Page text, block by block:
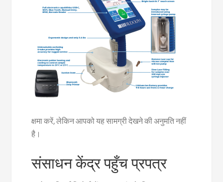
क्षमा करें, लेकिन आपको यह सामग्री देखने की अनुमति नहीं
है।
संसाधन केंद्र पहुँच प्रपत्र